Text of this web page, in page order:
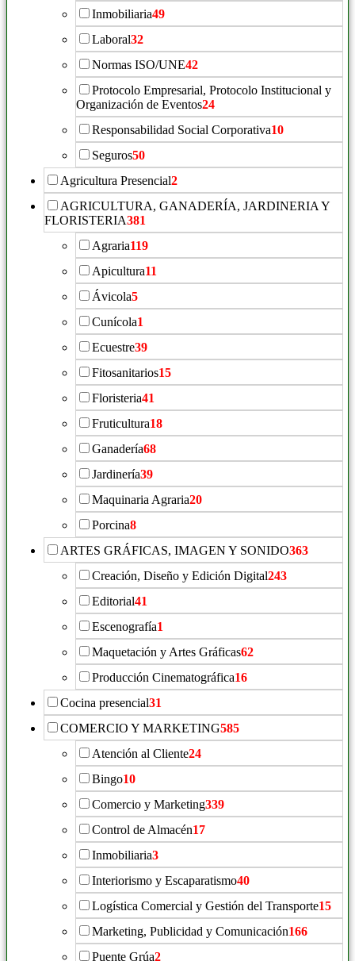
Inmobiliaria49
Laboral32
Normas ISO/UNE42
Protocolo Empresarial, Protocolo Institucional y
Organización de Eventos24
Responsabilidad Social Corporativa10
Seguros50
Agricultura Presencial2
AGRICULTURA, GANADERÍA, JARDINERIA Y
FLORISTERIA381
Agraria119
Apicultura11
Ávicola5
Cunícola1
Ecuestre39
Fitosanitarios15
Floristeria41
Fruticultura18
Ganadería68
Jardinería39
Maquinaria Agraria20
Porcina8
ARTES GRÁFICAS, IMAGEN Y SONIDO363
Creación, Diseño y Edición Digital243
Editorial41
Escenografía1
Maquetación y Artes Gráficas62
Producción Cinematográfica16
Cocina presencial31
COMERCIO Y MARKETING585
Atención al Cliente24
Bingo10
Comercio y Marketing339
Control de Almacén17
Inmobiliaria3
Interiorismo y Escaparatismo40
Logística Comercial y Gestión del Transporte15
Marketing, Publicidad y Comunicación166
Puente Grúa2